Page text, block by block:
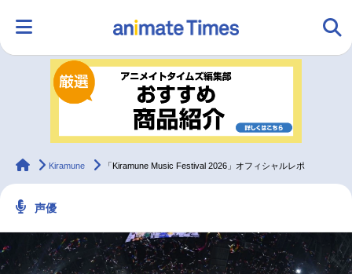
ランキング アニメ
ラジオ
animateTimes
Kiramune 「Kiramune Music Festival 2026」オフィシャルレポ
声優